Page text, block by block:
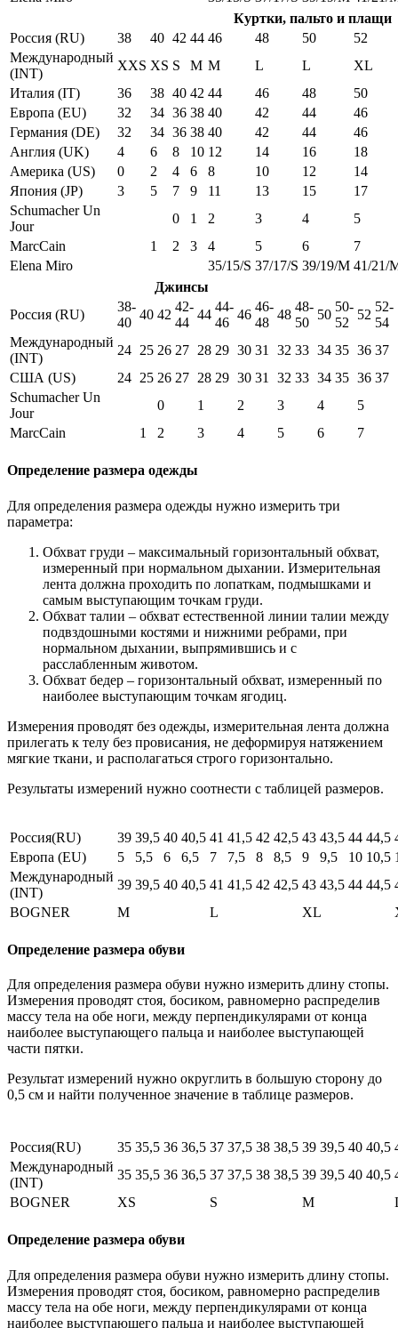
Куртки, пальто и плащи
Россия (RU)
38 40 42 44 46 48 50
52
Международный
(INT)
XXS XS S M M L L
XL
Италия (IT)
36 38 40 42 44 46 48
50
Европа (EU)
32 34 36 38 40 42 44
46
Германия (DE)
32 34 36 38 40 42 44
46
Англия (UK)
4 6 8 10 12 14 16
18
Америка (US)
0 2 4 6 8 10 12
14
Япония (JP)
3 5 7 9 11 13 15
17
Schumacher Un
Jour
0 1 2 3 4
5
MarcCain
1 2 3 4 5 6
7
Elena Miro
35/15/S 37/17/S 39/19/M 41/21/
Джинсы
Россия (RU)
38-
40
40 42
42-
44
44
44-
46
46
46-
48
48
48-
50
50
50-
52
52
52-
54
Международный
(INT)
24 25 26 27 28 29 30 31 32 33 34 35 36 37
США (US)
24 25 26 27 28 29 30 31 32 33 34 35 36 37
Schumacher Un
Jour
0 1 2 3 4
5
MarcCain
1 2 3 4 5 6 7
Определение размера одежды
Для определения размера одежды нужно измерить три
параметра:
Обхват груди – максимальный горизонтальный обхват,
измеренный при нормальном дыхании. Измерительная
лента должна проходить по лопаткам, подмышками и
самым выступающим точкам груди.
Обхват талии – обхват естественной линии талии между
подвздошными костями и нижними ребрами, при
нормальном дыхании, выпрямившись и с
расслабленным животом.
Обхват бедер – горизонтальный обхват, измеренный по
наиболее выступающим точкам ягодиц.
Измерения проводят без одежды, измерительная лента должна
прилегать к телу без провисания, не деформируя натяжением
мягкие ткани, и располагаться строго горизонтально.
Результаты измерений нужно соотнести с таблицей размеров.
Россия(RU) 39 39,5 40 40,5 41 41,5 42 42,5 43 43,5 44 44,5
Европа (EU)
5 5,5 6 6,5 7 7,5 8 8,5 9 9,5 10 10,5
Международный
(INT)
39 39,5 40 40,5 41 41,5 42 42,5 43 43,5 44 44,5
BOGNER
M L XL
Определение размера обуви
Для определения размера обуви нужно измерить длину стопы.
Измерения проводят стоя, босиком, равномерно распределив
массу тела на обе ноги, между перпендикулярами от конца
наиболее выступающего пальца и наиболее выступающей
части пятки.
Результат измерений нужно округлить в большую сторону до
0,5 см и найти полученное значение в таблице размеров.
Россия(RU) 35 35,5 36 36,5 37 37,5 38 38,5 39 39,5 40 40,5
Международный
(INT)
35 35,5 36 36,5 37 37,5 38 38,5 39 39,5 40 40,5
BOGNER
XS S M
Определение размера обуви
Для определения размера обуви нужно измерить длину стопы.
Измерения проводят стоя, босиком, равномерно распределив
массу тела на обе ноги, между перпендикулярами от конца
наиболее выступающего пальца и наиболее выступающей